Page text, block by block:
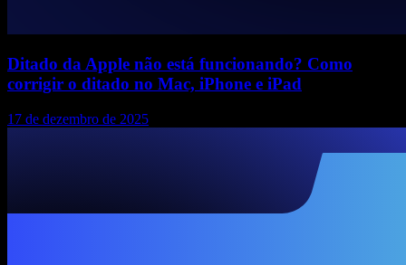
Ditado da Apple não está funcionando? Como
corrigir o ditado no Mac, iPhone e iPad
17 de dezembro de 2025